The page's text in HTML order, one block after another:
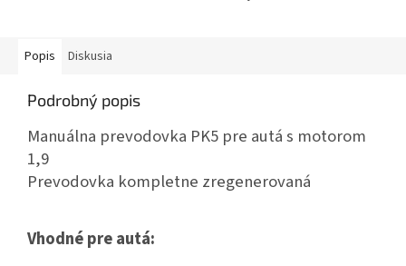
Popis Diskusia
Podrobný popis
Manuálna prevodovka PK5 pre autá s motorom
1,9
Prevodovka kompletne zregenerovaná
Vhodné pre autá: